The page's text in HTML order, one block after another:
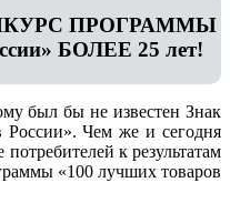
ПРОГРАММЫ
БОЛЕЕ 25 лет!
был бы не известен Знак
Чем же и сегодня
к результатам
«100 лучших товаров